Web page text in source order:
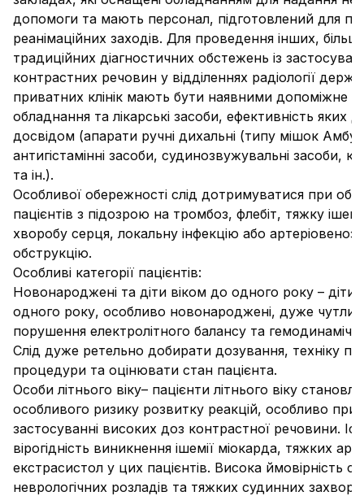
допомоги та мають персонал, підготовлений для
реанімаційних заходів. Для проведення інших, більш
традиційних діагностичних обстежень із
контрастних речовин у відділеннях радіології
приватних клінік мають бути наявними допоміжне
обладнання та лікарські засоби, ефективність яких
досвідом (апарати ручні дихальні (типу мішок
антигістамінні засоби, судинозвужувальні засоби,
та ін.).
Особливої обережності слід дотримуватися при
пацієнтів з підозрою на тромбоз, флебіт, тяжку
хворобу серця, локальну інфекцію або
обструкцію.
Особливі категорії пацієнтів:
Новонароджені та діти віком до одного року – діти
одного року, особливо новонароджені, дуже
порушення електролітного балансу та
Слід дуже ретельно добирати дозування, техніку
процедури та оцінювати стан пацієнта.
Особи літнього віку– пацієнти літнього віку
особливого ризику розвитку реакцій, особливо при
застосуванні високих доз контрастної речовини.
вірогідність виникнення ішемії міокарда, тяжких
екстрасистол у цих пацієнтів. Висока ймовірність
неврологічних розладів та тяжких судинних